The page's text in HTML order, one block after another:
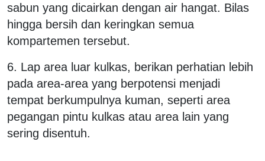
sabun yang dicairkan dengan air hangat. Bilas
hingga bersih dan keringkan semua
kompartemen tersebut.
6. Lap area luar kulkas, berikan perhatian lebih
pada area-area yang berpotensi menjadi
tempat berkumpulnya kuman, seperti area
pegangan pintu kulkas atau area lain yang
sering disentuh.